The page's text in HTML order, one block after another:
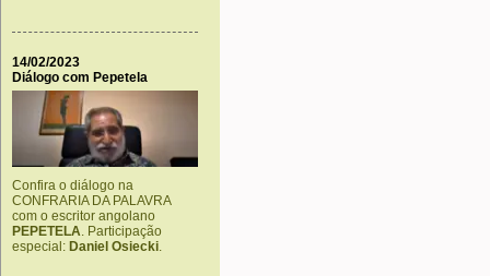
14/02/2023
Diálogo com Pepetela
Confira o diálogo na
CONFRARIA DA PALAVRA
com o escritor angolano
PEPETELA. Participação
especial: Daniel Osiecki.